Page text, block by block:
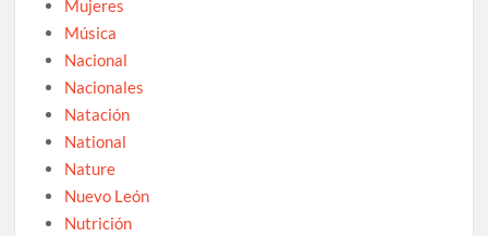
Mujeres
Música
Nacional
Nacionales
Natación
National
Nature
Nuevo León
Nutrición